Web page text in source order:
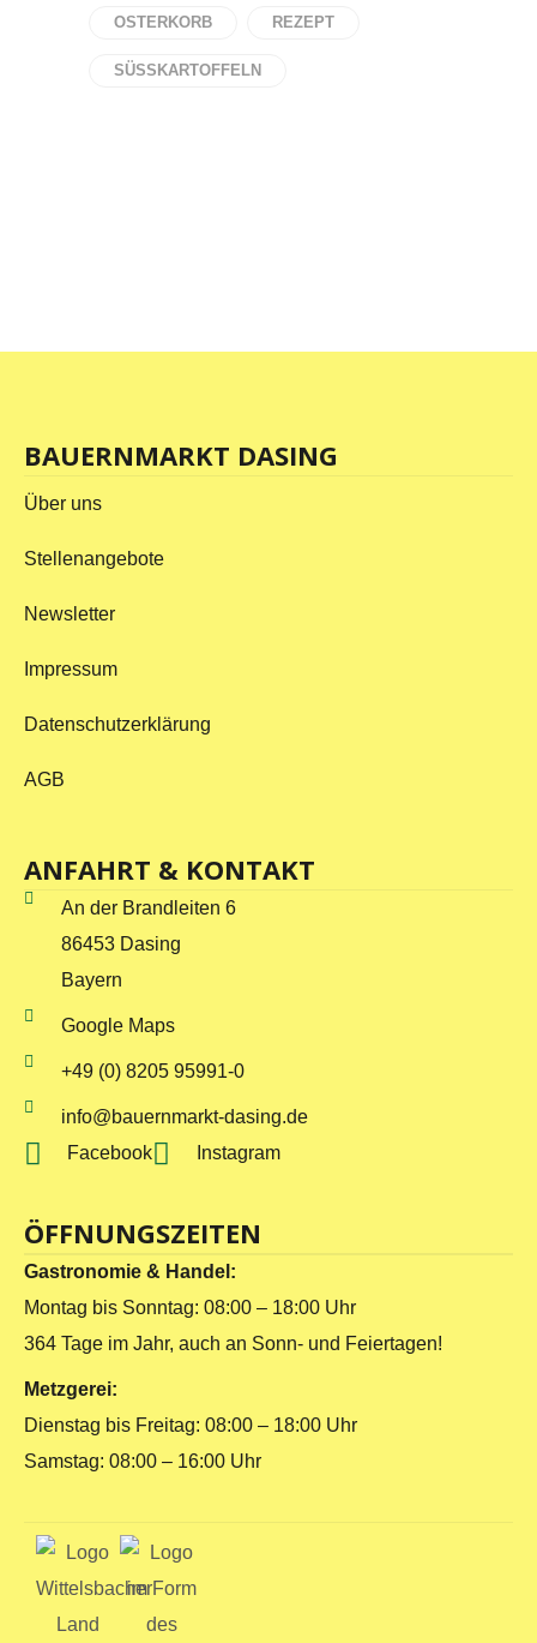
OSTERKORB REZEPT
SÜSSKARTOFFELN
BAUERNMARKT DASING
Über uns
Stellenangebote
Newsletter
Impressum
Datenschutzerklärung
AGB
ANFAHRT & KONTAKT
An der Brandleiten 6
86453 Dasing
Bayern
Google Maps
+49 (0) 8205 95991-0
info@bauernmarkt-dasing.de
Facebook
Instagram
ÖFFNUNGSZEITEN
Gastronomie & Handel:
Montag bis Sonntag: 08:00 – 18:00 Uhr
364 Tage im Jahr, auch an Sonn- und Feiertagen!
Metzgerei:
Dienstag bis Freitag: 08:00 – 18:00 Uhr
Samstag: 08:00 – 16:00 Uhr